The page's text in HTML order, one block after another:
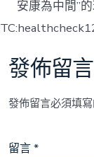
安康為中間”
發佈留言
發佈留言必須填
留言*